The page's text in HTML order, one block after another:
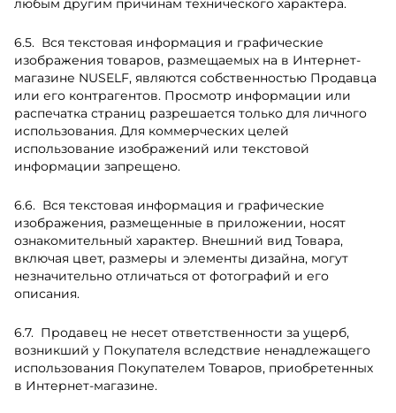
любым другим причинам технического характера.
Вся текстовая информация и графические
изображения товаров, размещаемых на в Интернет-
магазине NUSELF, являются собственностью Продавца
или его контрагентов. Просмотр информации или
распечатка страниц разрешается только для личного
использования. Для коммерческих целей
использование изображений или текстовой
информации запрещено.
Вся текстовая информация и графические
изображения, размещенные в приложении, носят
ознакомительный характер. Внешний вид Товара,
включая цвет, размеры и элементы дизайна, могут
незначительно отличаться от фотографий и его
описания.
Продавец не несет ответственности за ущерб,
возникший у Покупателя вследствие ненадлежащего
использования Покупателем Товаров, приобретенных
в Интернет-магазине.